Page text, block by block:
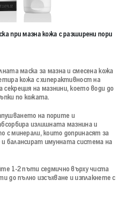
при мазна кожа с разширени пори
маска за мазна и смесена кожа
кожа с хиперактивност на
на мазнини, което води до
по кожата.
на порите и
излишната мазнина и
с минерали, които допринасят за
балансират имунната система на
1-2 пъти седмично върху чиста
до пълно изсъхване и изплакнете с